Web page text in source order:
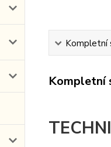
Kompletní
Kompletní